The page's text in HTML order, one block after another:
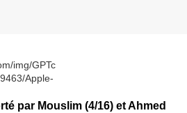
par Mouslim (4/16) et Ahmed